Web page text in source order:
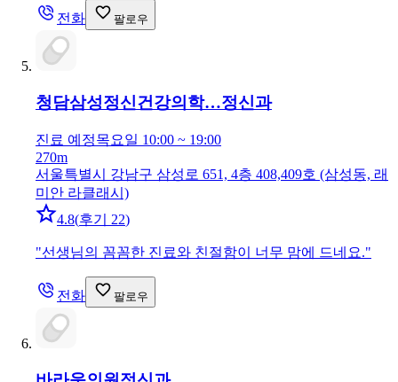
전화 팔로우
청담삼성정신건강의학…정신과
진료 예정목요일 10:00 ~ 19:00
270m
서울특별시 강남구 삼성로 651, 4층 408,409호 (삼성동, 래
미안 라클래시)
4.8(후기 22)
"선생님의 꼼꼼한 진료와 친절함이 너무 맘에 드네요."
전화 팔로우